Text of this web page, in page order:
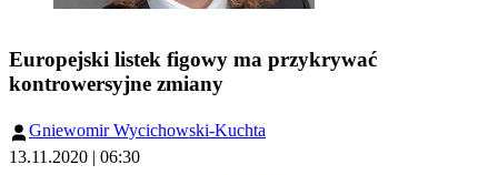
Europejski listek figowy ma przykrywać
kontrowersyjne zmiany
Gniewomir Wycichowski-Kuchta
13.11.2020 | 06:30